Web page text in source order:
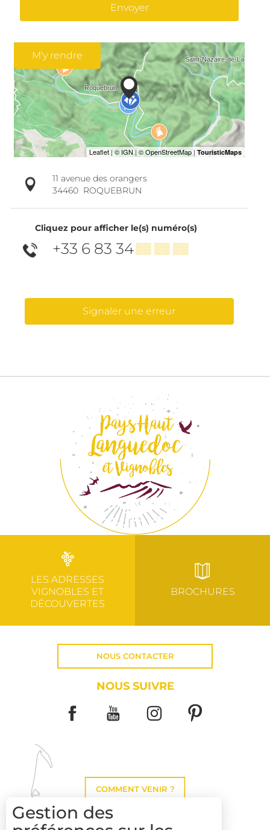
Envoyer
M'y rendre
11 avenue des orangers
34460 ROQUEBRUN
Cliquez pour afficher le(s) numéro(s)
+33 6 83 34▒▒ ▒▒ ▒▒
Signaler une erreur
LES ADRESSES
VIGNOBLES ET
DÉCOUVERTES
BROCHURES
NOUS CONTACTER
NOUS SUIVRE
COMMENT VENIR ?
Gestion des